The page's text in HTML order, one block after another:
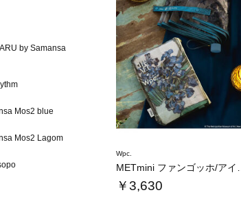
by Samansa
Mos2 blue
Mos2 Lagom
Wpc.
￥3,630